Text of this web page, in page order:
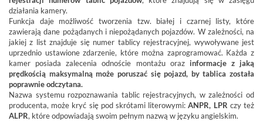
działania kamery.
Funkcja daje możliwość tworzenia tzw. białej i czarnej listy, które
zawierają dane pożądanych i niepożądanych pojazdów. W zależności, na
jakiej z list znajduje się numer tablicy rejestracyjnej, wywoływane jest
uprzednio ustawione zdarzenie, które można zaprogramować. Każda z
kamer posiada zalecenia odnoście montażu orazinformacje z jaką
prędkością maksymalną może poruszać się pojazd, by tablica została
poprawnie odczytana.
Nazwa systemu rozpoznawania tablic rejestracyjnych, w zależności od
producenta, może kryć się pod skrótami literowymi:ANPR, LPR czy też
ALPR, które odpowiadają swoim pełnym nazwą w języku angielskim.